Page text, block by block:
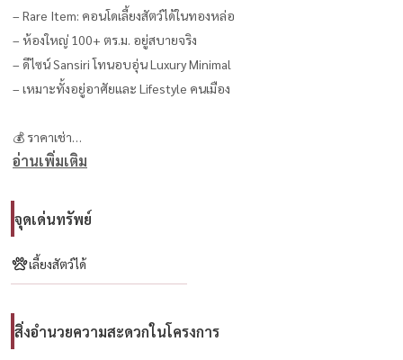
– Rare Item: คอนโดเลี้ยงสัตว์ได้ในทองหล่อ
– ห้องใหญ่ 100+ ตร.ม. อยู่สบายจริง
– ดีไซน์ Sansiri โทนอบอุ่น Luxury Minimal
– เหมาะทั้งอยู่อาศัยและ Lifestyle คนเมือง
💰 ราคาเช่า
– 160,000 บาท/เดือน
📍 ทำเล Premium
– ใกล้ BTS ทองหล่อ ~350 เมตร
– ใกล้ EmQuartier / Emporium / The Commons
– รายล้อมด้วยร้านอาหาร คาเฟ่ และ Community ระดับพรีเมียม
🎯 เหมาะกับ
อ่านเพิ่มเติม
จุดเด่นทรัพย์
เลี้ยงสัตว์ได้
สิ่งอำนวยความสะดวกในโครงการ